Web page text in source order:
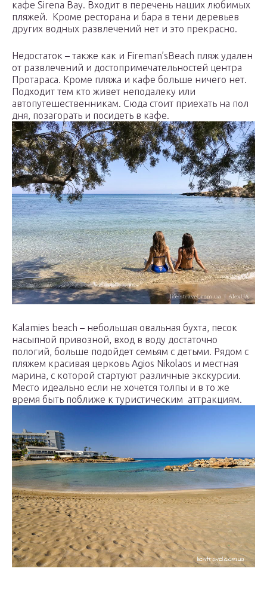
кафе Sirena Bay. Входит в перечень наших любимых
пляжей. Кроме ресторана и бара в тени деревьев
других водных развлечений нет и это прекрасно.
Недостаток – также как и Fireman’sBeach пляж удален
от развлечений и достопримечательностей центра
Протараса. Кроме пляжа и кафе больше ничего нет.
Подходит тем кто живет неподалеку или
автопутешественникам. Сюда стоит приехать на пол
дня, позагорать и посидеть в кафе.
Kalamies beach – небольшая овальная бухта, песок
насыпной привозной, вход в воду достаточно
пологий, больше подойдет семьям с детьми. Рядом с
пляжем красивая церковь Agios Nikolaos и местная
марина, с которой стартуют различные экскурсии.
Место идеально если не хочется толпы и в то же
время быть поближе к туристическим аттракциям.